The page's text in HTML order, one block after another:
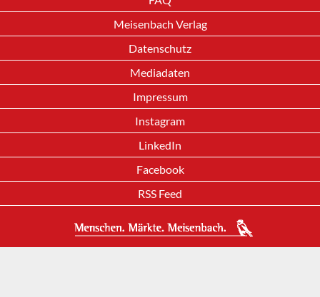
Meisenbach Verlag
Datenschutz
Mediadaten
Impressum
Instagram
LinkedIn
Facebook
RSS Feed